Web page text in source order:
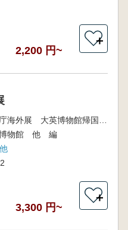
2,200 円~
＋
博物館 他 編
3,300 円~
＋